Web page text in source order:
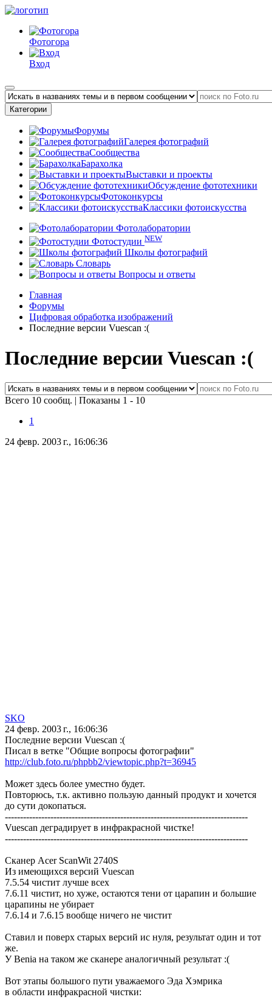
Фотогора
Вход
Категории
Форумы
Галерея фотографий
Сообщества
Барахолка
Выставки и проекты
Обсуждение фототехники
Фотоконкурсы
Классики фотоискусства
Фотолаборатории
Фотостудии NEW
Школы фотографий
Словарь
Вопросы и ответы
Главная
Форумы
Цифровая обработка изображений
Последние версии Vuescan :(
Последние версии Vuescan :(
Всего 10 сообщ. | Показаны 1 - 10
1
24 февр. 2003 г., 16:06:36
SKO
24 февр. 2003 г., 16:06:36
Последние версии Vuescan :(
Писал в ветке "Общие вопросы фотографии"
http://club.foto.ru/phpbb2/viewtopic.php?t=36945
Может здесь более уместно будет.
Повторюсь, т.к. активно пользую данный продукт и хочется
до сути докопаться.
--------------------------------------------------------------------------------
Vuescan деградирует в инфракрасной чистке!
--------------------------------------------------------------------------------
Сканер Acer ScanWit 2740S
Из имеющихся версий Vuescan
7.5.54 чистит лучше всех
7.6.11 чистит, но хуже, остаются тени от царапин и большие
царапины не убирает
7.6.14 и 7.6.15 вообще ничего не чистит
Ставил и поверх старых версий ис нуля, результат один и тот
же.
У Benia на таком же сканере аналогичный результат :(
Вот этапы большого пути уважаемого Эда Хэмрика
в области инфракрасной чистки: